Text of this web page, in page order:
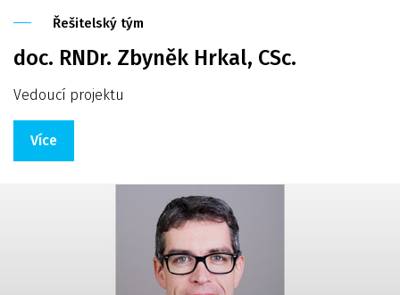
Řešitelský tým
doc. RNDr. Zbyněk Hrkal, CSc.
Vedoucí projektu
Více